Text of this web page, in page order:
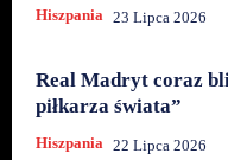
Hiszpania 23 Lipca 2026
Real Madryt coraz
piłkarza świata”
Hiszpania 22 Lipca 2026